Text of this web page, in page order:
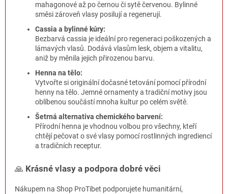
mahagonové až po černou či sytě červenou. Bylinné
směsi zároveň vlasy posilují a regenerují.
Cassia a bylinné kúry:
Bezbarvá cassia je ideální pro regeneraci poškozených a
lámavých vlasů. Dodává vlasům lesk, objem a vitalitu,
aniž by měnila jejich přirozenou barvu.
Henna na tělo:
Vytvořte si originální dočasné tetování pomocí přírodní
henny na tělo. Jemné ornamenty a tradiční motivy jsou
oblíbenou součástí mnoha kultur po celém světě.
Šetrná alternativa chemického barvení:
Přírodní henna je vhodnou volbou pro všechny, kteří
chtějí pečovat o své vlasy pomocí rostlinných ingrediencí
a tradičních receptur.
🙏 Krásné vlasy a podpora dobré věci
Nákupem na Shop ProTibet podporujete humanitární,